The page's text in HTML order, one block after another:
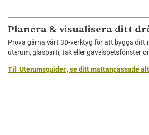
Planera & visualisera ditt
Prova gärna vårt 3D-verktyg för att bygga ditt
uterum, glasparti, tak eller gavelspetsfönster
Till Uterumsguiden, se ditt måttanpassade